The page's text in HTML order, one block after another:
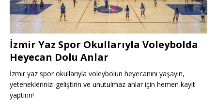
İzmir Yaz Spor Okullarıyla Voleybolda
Heyecan Dolu Anlar
İzmir yaz spor okullarıyla voleybolun heyecanını yaşayın,
yeteneklerinizi geliştirin ve unutulmaz anlar için hemen kayıt
yaptırın!